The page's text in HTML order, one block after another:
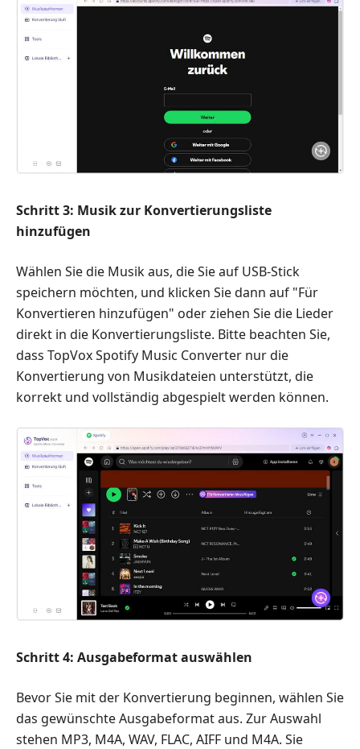
Schritt 3: Musik zur Konvertierungsliste
hinzufügen
Wählen Sie die Musik aus, die Sie auf USB-Stick
speichern möchten, und klicken Sie dann auf "Für
Konvertieren hinzufügen" oder ziehen Sie die Lieder
direkt in die Konvertierungsliste. Bitte beachten Sie,
dass TopVox Spotify Music Converter nur die
Konvertierung von Musikdateien unterstützt, die
korrekt und vollständig abgespielt werden können.
Schritt 4: Ausgabeformat auswählen
Bevor Sie mit der Konvertierung beginnen, wählen Sie
das gewünschte Ausgabeformat aus. Zur Auswahl
stehen MP3, M4A, WAV, FLAC, AIFF und M4A. Sie